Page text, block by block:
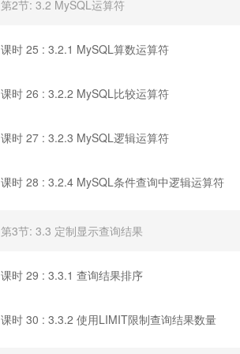
第2节: 3.2 MySQL运算符
课时 25 : 3.2.1 MySQL算数运算符
课时 26 : 3.2.2 MySQL比较运算符
课时 27 : 3.2.3 MySQL逻辑运算符
课时 28 : 3.2.4 MySQL条件查询中逻辑运算符
第3节: 3.3 定制显示查询结果
课时 29 : 3.3.1 查询结果排序
课时 30 : 3.3.2 使用LIMIT限制查询结果数量